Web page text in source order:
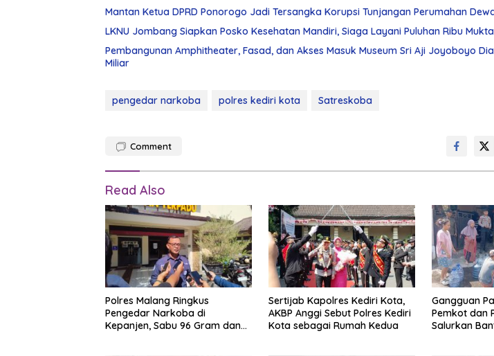
Mantan Ketua DPRD Ponorogo Jadi Tersangka Korupsi Tunjangan Perumahan
LKNU Jombang Siapkan Posko Kesehatan Mandiri, Siaga Layani Puluhan Ribu
Pembangunan Amphitheater, Fasad, dan Akses Masuk Museum Sri Aji Joyoboyo
Miliar
pengedar narkoba polres kediri kota Satreskoba
Comment
Read Also
Polres Malang Ringkus
Pengedar Narkoba di
Kepanjen, Sabu 96 Gram dan
Sertijab Kapolres Kediri Kota,
AKBP Anggi Sebut Polres Kediri
Kota sebagai Rumah Kedua
Gangguan
Pemkot dan
Salurkan